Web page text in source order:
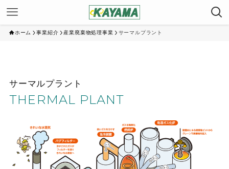
ホーム 事業紹介 産業廃棄物処理事業 サーマルプラント
サーマルプラント
THERMAL PLANT